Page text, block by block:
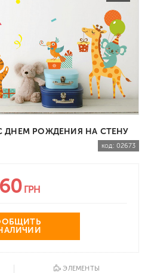
ДНЕМ РОЖДЕНИЯ НА СТЕНУ
код: 02673
ГРН
ЭЛЕМЕНТЫ